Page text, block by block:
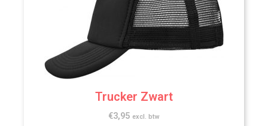
Trucker Zwart
€3,95 excl. btw